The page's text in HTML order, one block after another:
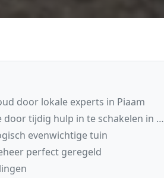
door lokale experts in Piaam
door tijdig hulp in te schakelen in …
evenwichtige tuin
perfect geregeld